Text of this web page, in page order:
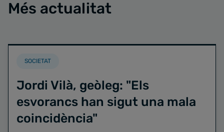
Més actualitat
SOCIETAT
Jordi Vilà, geòleg: "Els
esvorancs han sigut una mala
coincidència"